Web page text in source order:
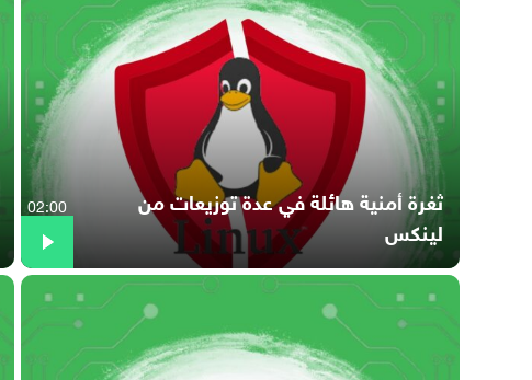
ثغرة أمنية هائلة في عدة توزيعات من
لينكس
02:00